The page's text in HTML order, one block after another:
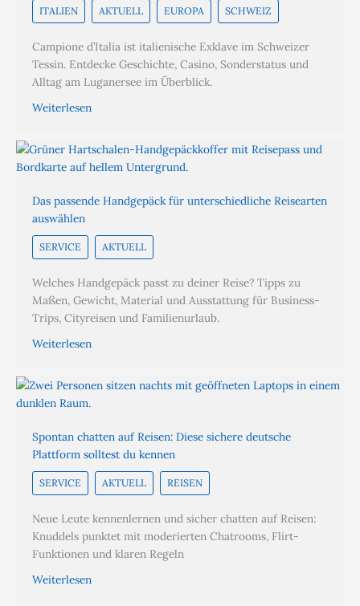
ITALIEN AKTUELL EUROPA SCHWEIZ
Campione d’Italia ist italienische Exklave im Schweizer
Tessin. Entdecke Geschichte, Casino, Sonderstatus und
Alltag am Luganersee im Überblick.
Weiterlesen
Das passende Handgepäck für unterschiedliche Reisearten
auswählen
SERVICE AKTUELL
Welches Handgepäck passt zu deiner Reise? Tipps zu
Maßen, Gewicht, Material und Ausstattung für Business-
Trips, Cityreisen und Familienurlaub.
Weiterlesen
Spontan chatten auf Reisen: Diese sichere deutsche
Plattform solltest du kennen
SERVICE AKTUELL REISEN
Neue Leute kennenlernen und sicher chatten auf Reisen:
Knuddels punktet mit moderierten Chatrooms, Flirt-
Funktionen und klaren Regeln
Weiterlesen